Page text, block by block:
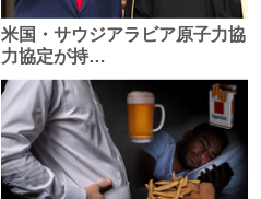
米国・サウジアラビア原子力協
力協定が持…